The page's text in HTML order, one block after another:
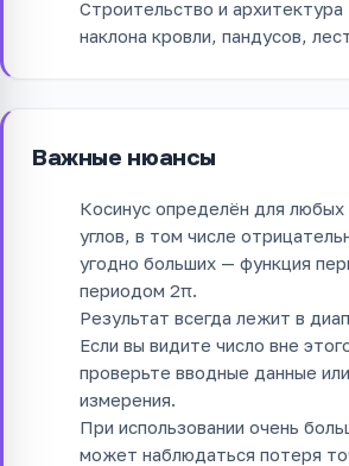
Строительство и архитектура
наклона кровли, пандусов,
Важные нюансы
Косинус определён для
углов, в том числе
угодно больших — функция
периодом 2π.
Результат всегда лежит в
Если вы видите число вне
проверьте вводные данные
измерения.
При использовании очень
может наблюдаться потеря